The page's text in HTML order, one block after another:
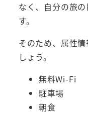
なく、自分の旅
す。
そのため、属性
しょう。
無料Wi-Fi
駐車場
朝食